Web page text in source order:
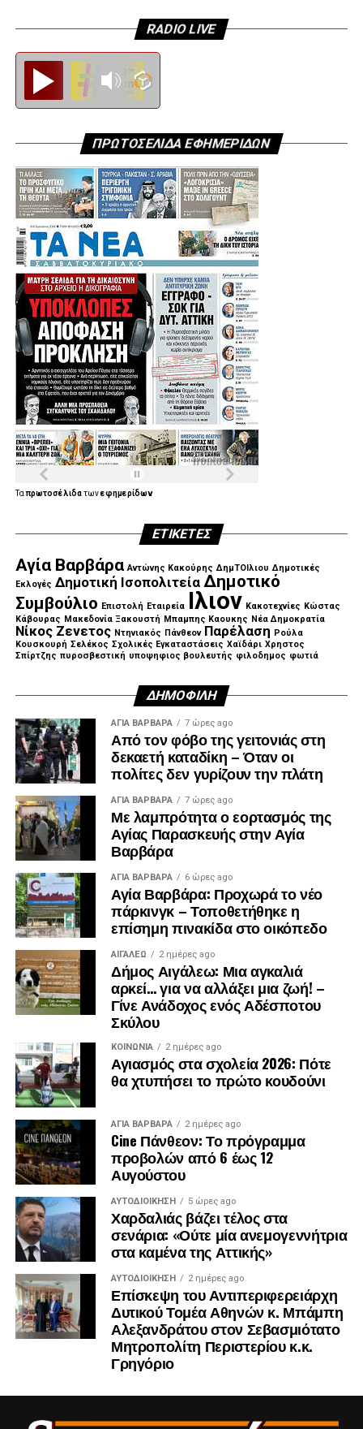
RADIO LIVE
ΠΡΩΤΟΣΕΛΙΔΑ ΕΦΗΜΕΡΙΔΩΝ
Ταπρωτοσέλιδατωνεφημερίδων
ΕΤΙΚΈΤΕΣ
Αγία Βαρβάρα Αντώνης Κακούρης ΔημΤΟΙλιου Δημοτικές
Εκλογές Δημοτική Ισοπολιτεία Δημοτικό
Συμβούλιο Επιστολή Εταιρεία Ιλιον Κακοτεχνίες Κώστας
Κάβουρας Μακεδονία Ξακουστή Μπαμπης Καουκης Νέα Δημοκρατία
Νίκος Ζενετος Ντηνιακός Πάνθεον Παρέλαση Ρούλα
Κουσκουρή Σελέκος Σχολικές Εγκαταστάσεις Χαϊδάρι Χρηστος
Σπίρτζης πυροσβεστική υποψηφιος βουλευτής φιλοδημος φωτιά
ΔΗΜΟΦΙΛΉ
ΑΓΙΑ ΒΑΡΒΑΡΑ 7 ώρες ago
Από τον φόβο της γειτονιάς στη
δεκαετή καταδίκη – Όταν οι
πολίτες δεν γυρίζουν την πλάτη
ΑΓΙΑ ΒΑΡΒΑΡΑ 7 ώρες ago
Με λαμπρότητα ο εορτασμός της
Αγίας Παρασκευής στην Αγία
Βαρβάρα
ΑΓΙΑ ΒΑΡΒΑΡΑ 6 ώρες ago
Αγία Βαρβάρα: Προχωρά το νέο
πάρκινγκ – Τοποθετήθηκε η
επίσημη πινακίδα στο οικόπεδο
ΑΙΓΑΛΕΩ 2 ημέρες ago
Δήμος Αιγάλεω: Μια αγκαλιά
αρκεί… για να αλλάξει μια ζωή! –
Γίνε Ανάδοχος ενός Αδέσποτου
Σκύλου
ΚΟΙΝΩΝΊΑ 2 ημέρες ago
Αγιασμός στα σχολεία 2026: Πότε
θα χτυπήσει το πρώτο κουδούνι
ΑΓΙΑ ΒΑΡΒΑΡΑ 2 ημέρες ago
Cine Πάνθεον: Το πρόγραμμα
προβολών από 6 έως 12
Αυγούστου
ΑΥΤΟΔΙΟΊΚΗΣΗ 5 ώρες ago
Χαρδαλιάς βάζει τέλος στα
σενάρια: «Ούτε μία ανεμογεννήτρια
στα καμένα της Αττικής»
ΑΥΤΟΔΙΟΊΚΗΣΗ 2 ημέρες ago
Επίσκεψη του Αντιπεριφερειάρχη
Δυτικού Τομέα Αθηνών κ. Μπάμπη
Αλεξανδράτου στον Σεβασμιότατο
Μητροπολίτη Περιστερίου κ.κ.
Γρηγόριο